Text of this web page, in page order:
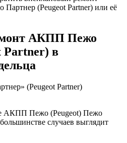
(Peugeot Partner) или её
АКПП Пежо
Partner) в
АКПП Пежо (Peugeot) Пежо
случаев выглядит